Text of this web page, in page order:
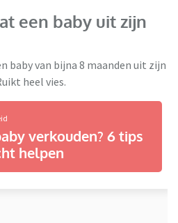
een baby uit zijn
baby van bijna 8 maanden uit zijn
heel vies.
verkouden? 6 tips
helpen